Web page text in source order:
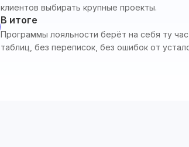
клиентов выбирать крупные проекты.
В итоге
Программы лояльности берёт на себя ту
таблиц, без переписок, без ошибок от